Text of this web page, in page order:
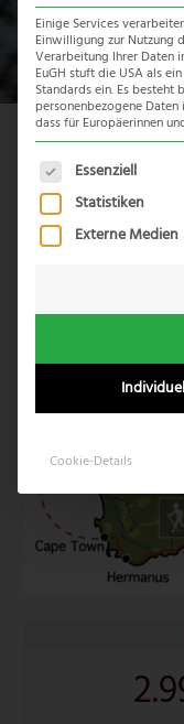
Einige Services
Einwilligung zur Nutzung
Verarbeitung Ihrer Daten
EuGH stuft die USA als
Standards ein. Es besteht
personenbezogene
dass für Europäerinnen
Es folgt eine Liste
Essenziell
Statistiken
Externe Medien
Cookie-Details